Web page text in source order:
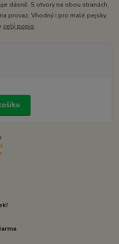
dásně. S otvory na obou stranách,
provaz. Vhodný i pro malé pejsky.
celý popis